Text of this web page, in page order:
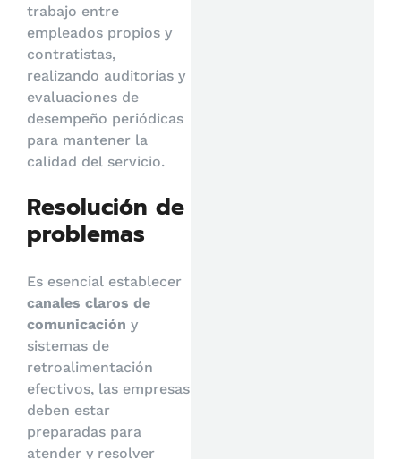
trabajo entre
empleados propios y
contratistas,
realizando auditorías y
evaluaciones de
desempeño periódicas
para mantener la
calidad del servicio.
Resolución de
problemas
Es esencial establecer
canales claros de
comunicación y
sistemas de
retroalimentación
efectivos, las empresas
deben estar
preparadas para
atender y resolver